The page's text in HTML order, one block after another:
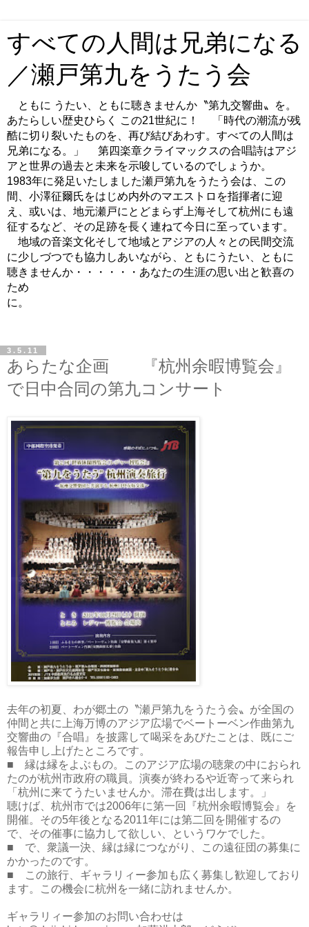
すべての人間は兄弟になる
／瀬戸第九をうたう会
ともに うたい、ともに聴きませんか〝第九交響曲〟を。
あたらしい歴史ひらく この21世紀に！ 「時代の潮流が残
酷に切り裂いたものを、再び結びあわす。すべての人間は
兄弟になる。」 第四楽章クライマックスの合唱詩はアジ
アと世界の過去と未来を示唆しているのでしょうか。
1983年に発足いたしました瀬戸第九をうたう会は、この
間、小澤征爾氏をはじめ内外のマエストロを指揮者に迎
え、或いは、地元瀬戸にとどまらず上海そして杭州にも遠
征するなど、その足跡を長く連ねて今日に至っています。
地域の音楽文化そして地域とアジアの人々との民間交流
に少しづつでも協力しあいながら、ともにうたい、ともに
聴きませんか・・・・・・あなたの生涯の思い出と歓喜の
ため
に。
3.5.11
あらたな企画 『杭州余暇博覧会』
で日中合同の第九コンサート
去年の初夏、わが郷土の〝瀬戸第九をうたう会〟が全国の
仲間と共に上海万博のアジア広場でベートーベン作曲第九
交響曲の『合唱』を披露して喝采をあびたことは、既にご
報告申し上げたところです。
■ 縁は縁をよぶもの。このアジア広場の聴衆の中におられ
たのが杭州市政府の職員。演奏が終わるや近寄って来られ
「杭州に来てうたいませんか。滞在費は出します。」
聴けば、杭州市では2006年に第一回『杭州余暇博覧会』を
開催。その5年後となる2011年には第二回を開催するの
で、その催事に協力して欲しい、というワケでした。
■ で、衆議一決、縁は縁につながり、この遠征団の募集に
かかったのです。
■ この旅行、ギャラリィー参加も広く募集し歓迎しており
ます。この機会に杭州を一緒に訪れませんか。
ギャラリィー参加のお問い合わせは